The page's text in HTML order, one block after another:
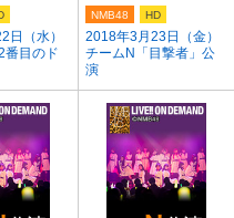
日（水）
番目のド
2018年3月23日（金）
チームN「目撃者」公
演
NMB48 HD